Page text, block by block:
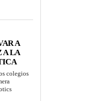
A
A LA
colegios